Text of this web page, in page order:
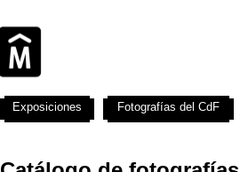
Exposiciones Fotografías del CdF